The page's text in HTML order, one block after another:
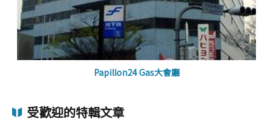
Papillon24 Gas大會廳
受歡迎的特輯文章